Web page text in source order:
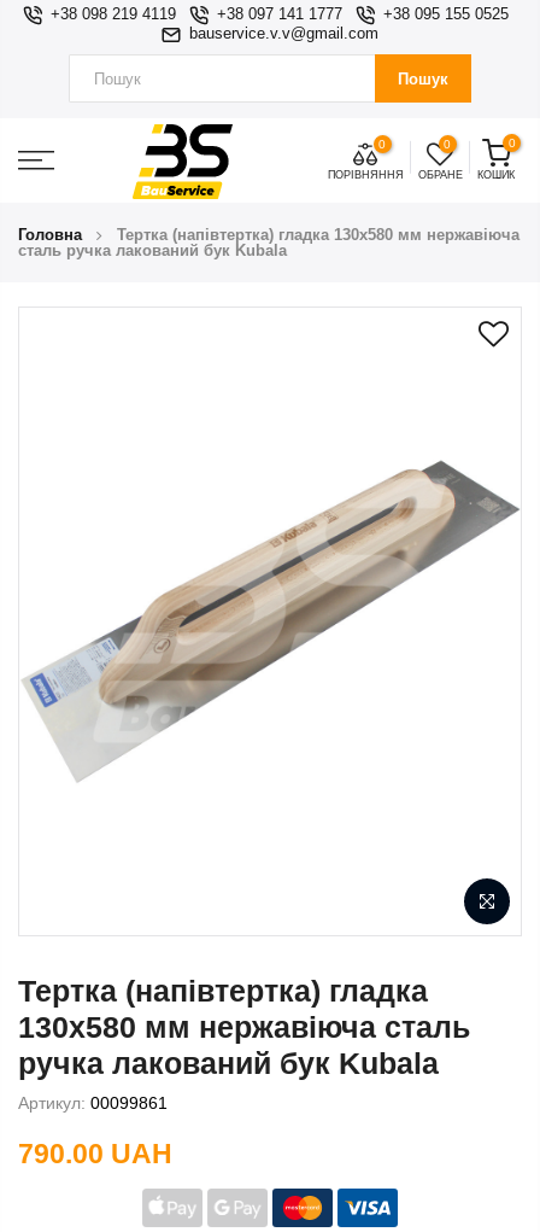
+38 098 219 4119 +38 097 141 1777
+38 095 155 0525
bauservice.v.v@gmail.com
Пошук
0
ПОРІВНЯННЯ
0
ОБРАНЕ
0
КОШИК
Головна
Тертка (напівтертка) гладка 130х580 мм нержавіюча
сталь ручка лакований бук Kubala
Тертка (напівтертка) гладка
130х580 мм нержавіюча сталь
ручка лакований бук Kubala
Артикул: 00099861
790.00 UAH